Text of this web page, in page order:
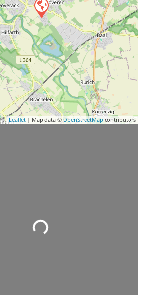
Leaflet | Map data © OpenStreetMap contributors
Wird geladen …